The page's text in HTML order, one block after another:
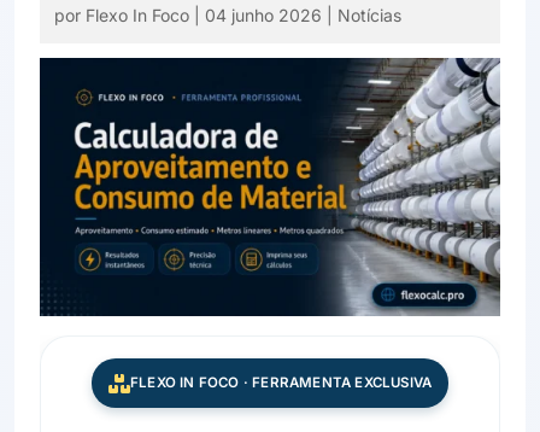
por Flexo In Foco 04 junho 2026 Notícias
FLEXO IN FOCO · FERRAMENTA EXCLUSIVA